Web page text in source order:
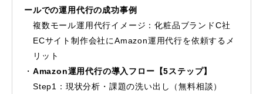
ールでの運用代行の成功事例
複数モール運用代行イメージ：化粧品ブランドC社
ECサイト制作会社にAmazon運用代行を依頼するメ
リット
Amazon運用代行の導入フロー【5ステップ】
Step1：現状分析・課題の洗い出し（無料相談）